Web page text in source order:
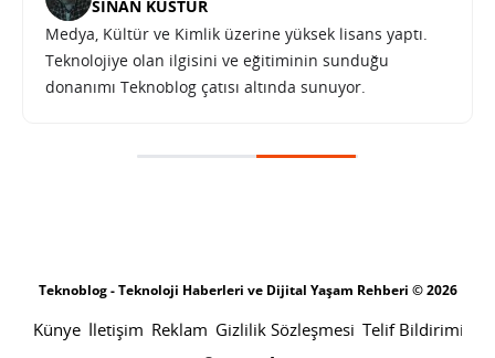
SINAN KÜSTÜR
Medya, Kültür ve Kimlik üzerine yüksek lisans yaptı.
Teknolojiye olan ilgisini ve eğitiminin sunduğu
donanımı Teknoblog çatısı altında sunuyor.
Teknoblog - Teknoloji Haberleri ve Dijital Yaşam Rehberi © 2026
Künye İletişim Reklam Gizlilik Sözleşmesi Telif Bildirimi